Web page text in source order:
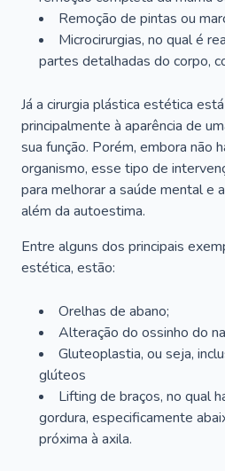
Remoção de pintas ou
Microcirurgias, no qual é
partes detalhadas do corpo,
Já a cirurgia plástica estética
principalmente à aparência de
sua função. Porém, embora não
organismo, esse tipo de
para melhorar a saúde mental e
além da autoestima.
Entre alguns dos principais
estética, estão:
Orelhas de abano;
Alteração do ossinho do
Gluteoplastia, ou seja,
glúteos
Lifting de braços, no qual
gordura, especificamente
próxima à axila.